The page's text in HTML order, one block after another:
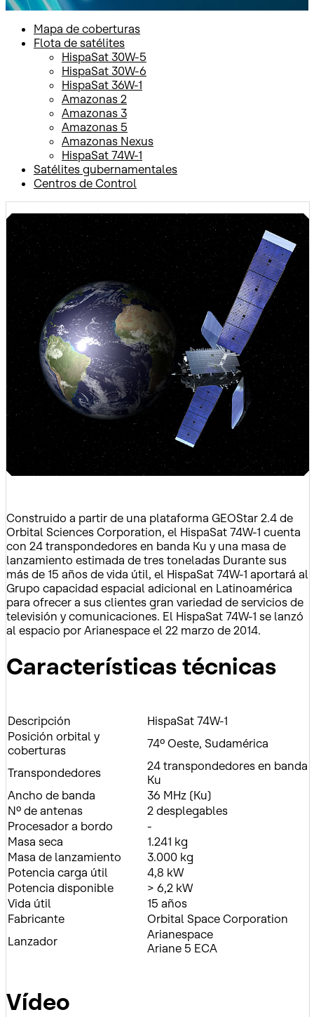
Mapa de coberturas
Flota de satélites
HispaSat 30W-5
HispaSat 30W-6
HispaSat 36W-1
Amazonas 2
Amazonas 3
Amazonas 5
Amazonas Nexus
HispaSat 74W-1
Satélites gubernamentales
Centros de Control
Construido a partir de una plataforma GEOStar 2.4 de
Orbital Sciences Corporation, el HispaSat 74W-1 cuenta
con 24 transpondedores en banda Ku y una masa de
lanzamiento estimada de tres toneladas Durante sus
más de 15 años de vida útil, el HispaSat 74W-1 aportará al
Grupo capacidad espacial adicional en Latinoamérica
para ofrecer a sus clientes gran variedad de servicios de
televisión y comunicaciones. El HispaSat 74W-1 se lanzó
al espacio por Arianespace el 22 marzo de 2014.
Características técnicas
Descripción
HispaSat 74W-1
Posición orbital y
coberturas
74º Oeste, Sudamérica
Transpondedores
24 transpondedores en banda
Ku
Ancho de banda
36 MHz (Ku)
Nº de antenas
2 desplegables
Procesador a bordo
-
Masa seca
1.241 kg
Masa de lanzamiento
3.000 kg
Potencia carga útil
4,8 kW
Potencia disponible
> 6,2 kW
Vida útil
15 años
Fabricante
Orbital Space Corporation
Lanzador
Arianespace
Ariane 5 ECA
Vídeo